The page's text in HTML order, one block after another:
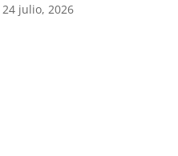
24 julio, 2026